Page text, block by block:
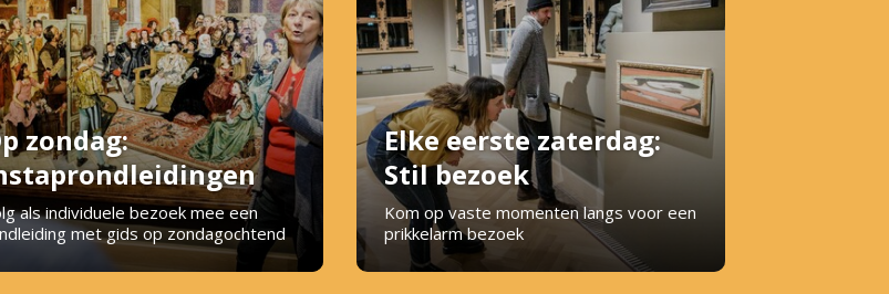
zondag:
als individuele bezoek mee een
met gids op zondagochtend
Elke eerste zaterdag:
Stil bezoek
Kom op vaste momenten langs voor een
prikkelarm bezoek